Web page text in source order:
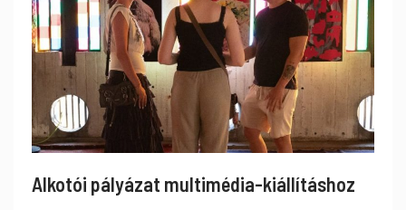
Alkotói pályázat multimédia-kiállításhoz